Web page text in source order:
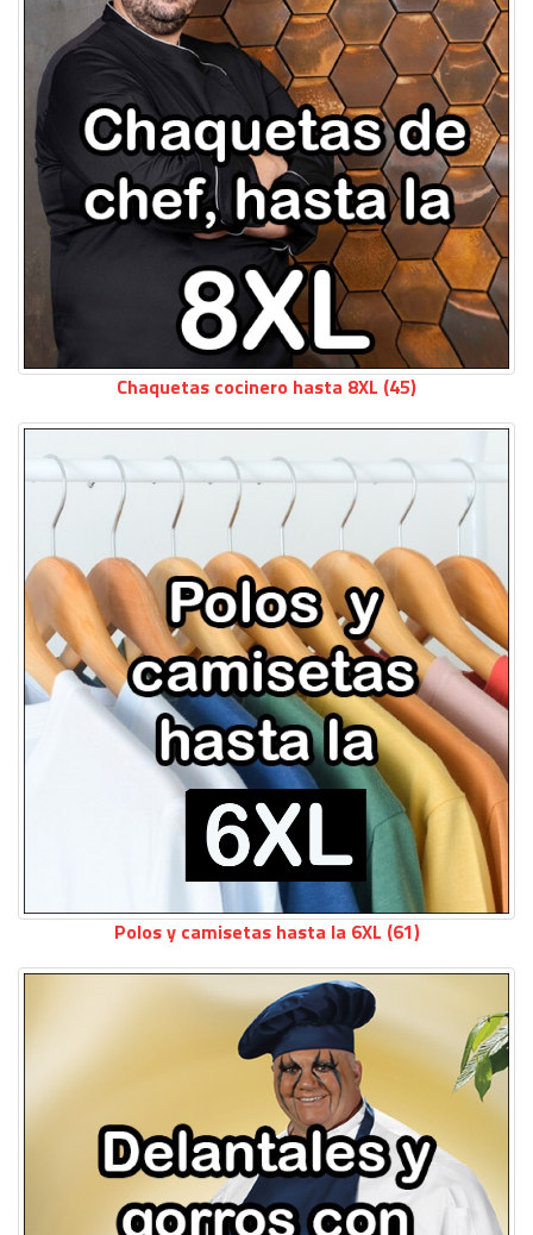
Chaquetas cocinero hasta 8XL (45)
Polos y camisetas hasta la 6XL (61)